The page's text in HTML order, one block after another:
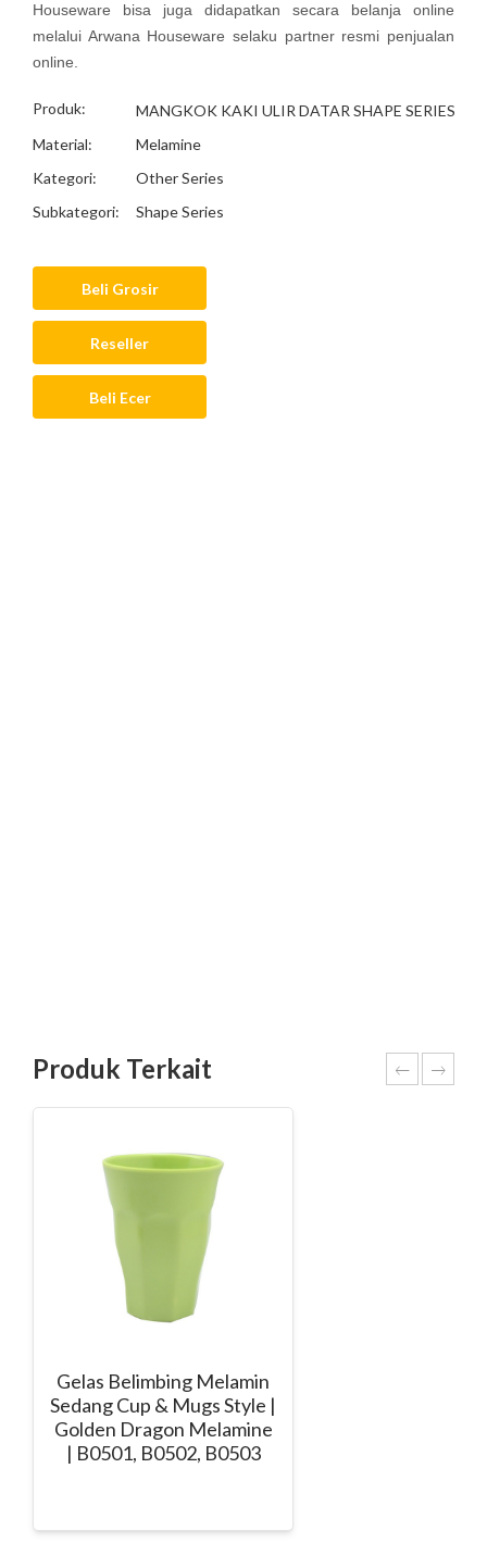
Houseware bisa juga didapatkan secara belanja online
melalui Arwana Houseware selaku partner resmi penjualan
online.
Produk:
MANGKOK KAKI ULIR DATAR SHAPE SERIES
Material:
Melamine
Kategori:
Other Series
Subkategori:
Shape Series
Beli Grosir
Reseller
Beli Ecer
Produk Terkait
Gelas Belimbing Melamin
Sedang Cup & Mugs Style |
Golden Dragon Melamine
| B0501, B0502, B0503